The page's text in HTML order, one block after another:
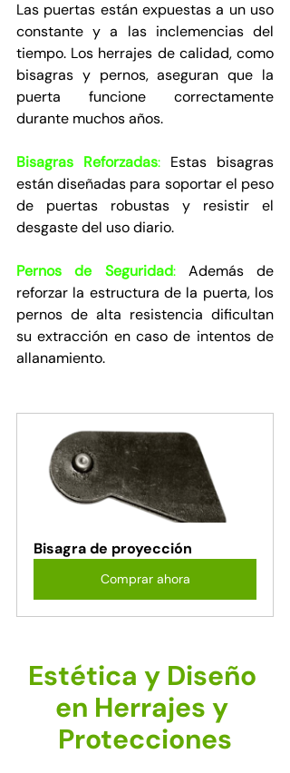
Las puertas están expuestas a un uso
constante y a las inclemencias del
tiempo. Los herrajes de calidad, como
bisagras y pernos, aseguran que la
puerta funcione correctamente
durante muchos años.
Bisagras Reforzadas: Estas bisagras
están diseñadas para soportar el peso
de puertas robustas y resistir el
desgaste del uso diario.
Pernos de Seguridad: Además de
reforzar la estructura de la puerta, los
pernos de alta resistencia dificultan
su extracción en caso de intentos de
allanamiento.
Bisagra de proyección
Comprar ahora
Estética y Diseño
en Herrajes y
Protecciones